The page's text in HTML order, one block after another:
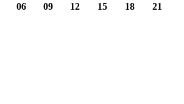
06 09 12 15 18 21